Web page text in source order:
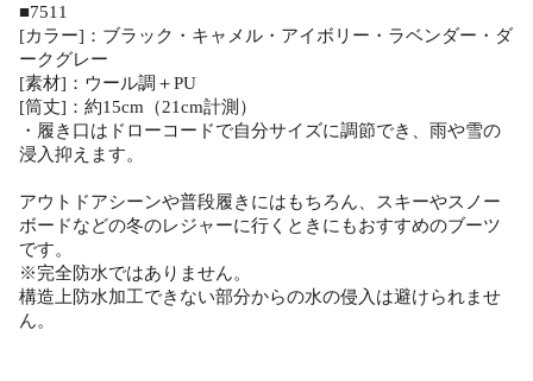
■7511
[カラー]：ブラック・キャメル・アイボリー・ラベンダー・ダ
ークグレー
[素材]：ウール調＋PU
[筒丈]：約15cm（21cm計測）
・履き口はドローコードで自分サイズに調節でき、雨や雪の
浸入抑えます。
アウトドアシーンや普段履きにはもちろん、スキーやスノー
ボードなどの冬のレジャーに行くときにもおすすめのブーツ
です。
※完全防水ではありません。
構造上防水加工できない部分からの水の侵入は避けられませ
ん。